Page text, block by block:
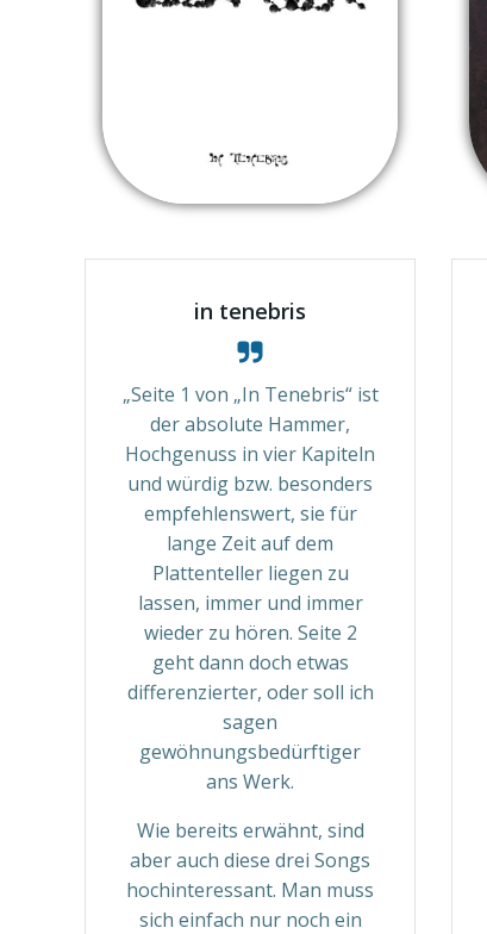
in tenebris
„Seite 1 von „In Tenebris“ ist
der absolute Hammer,
Hochgenuss in vier Kapiteln
und würdig bzw. besonders
empfehlenswert, sie für
lange Zeit auf dem
Plattenteller liegen zu
lassen, immer und immer
wieder zu hören. Seite 2
geht dann doch etwas
differenzierter, oder soll ich
sagen
gewöhnungsbedürftiger
ans Werk.
Wie bereits erwähnt, sind
aber auch diese drei Songs
hochinteressant. Man muss
sich einfach nur noch ein